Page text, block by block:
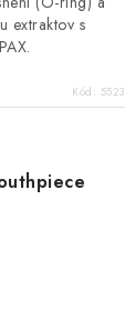
extraktov s
Kód: 5523